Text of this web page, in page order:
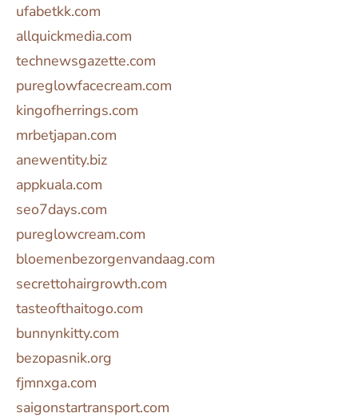
ufabetkk.com
allquickmedia.com
technewsgazette.com
pureglowfacecream.com
kingofherrings.com
mrbetjapan.com
anewentity.biz
appkuala.com
seo7days.com
pureglowcream.com
bloemenbezorgenvandaag.com
secrettohairgrowth.com
tasteofthaitogo.com
bunnynkitty.com
bezopasnik.org
fjmnxga.com
saigonstartransport.com